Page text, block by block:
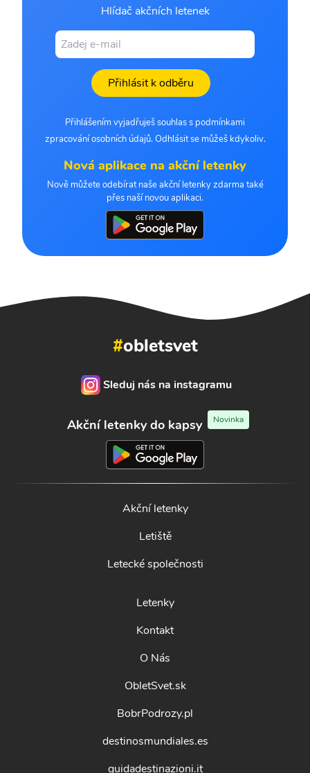
Hlídač akčních letenek
Přihlásit k odběru
Přihlášením vyjadřuješ souhlas s podmínkami
zpracování osobních údajů. Odhlásit se můžeš kdykoliv.
Nová aplikace na akční letenky
Nově můžete odebírat naše akční letenky zdarma také
přes naší novou aplikaci.
#obletsvet
Sleduj nás na instagramu
Akční letenky do kapsy Novinka
Akční letenky
Letiště
Letecké společnosti
Letenky
Kontakt
O Nás
ObletSvet.sk
BobrPodrozy.pl
destinosmundiales.es
guidadestinazioni.it